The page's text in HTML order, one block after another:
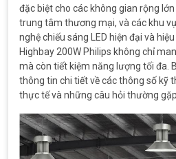
đặc biệt cho các không gian rộng
trung tâm thương mại, và các khu
nghệ chiếu sáng LED hiện đại và
Highbay 200W Philips không chỉ
mà còn tiết kiệm năng lượng tối đa.
thông tin chi tiết về các thông số kỹ
thực tế và những câu hỏi thường